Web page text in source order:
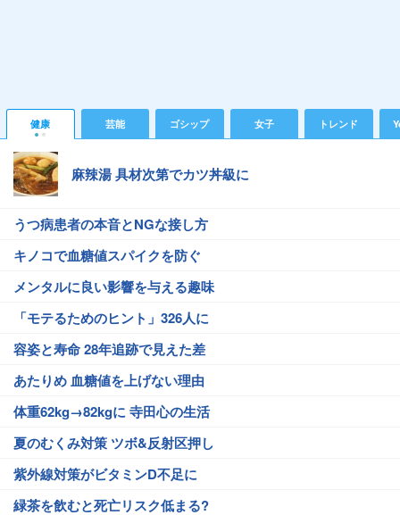
健康 芸能 ゴシップ 女子 トレンド
麻辣湯 具材次第でカツ丼級に
うつ病患者の本音とNGな接し方
キノコで血糖値スパイクを防ぐ
メンタルに良い影響を与える趣味
「モテるためのヒント」326人に
容姿と寿命 28年追跡で見えた差
あたりめ 血糖値を上げない理由
体重62kg→82kgに 寺田心の生活
夏のむくみ対策 ツボ&反射区押し
紫外線対策がビタミンD不足に
緑茶を飲むと死亡リスク低まる?